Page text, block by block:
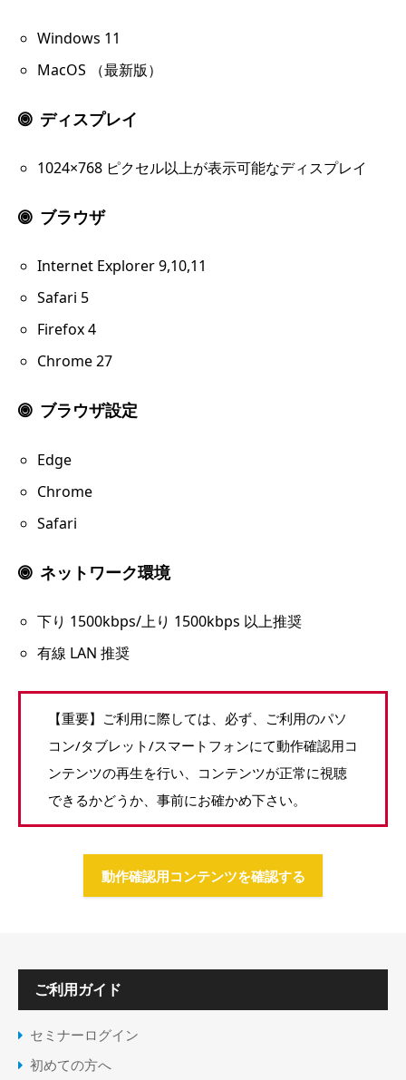
Windows 11
MacOS （最新版）
ディスプレイ
1024×768 ピクセル以上が表示可能なディスプレイ
ブラウザ
Internet Explorer 9,10,11
Safari 5
Firefox 4
Chrome 27
ブラウザ設定
Edge
Chrome
Safari
ネットワーク環境
下り 1500kbps/上り 1500kbps 以上推奨
有線 LAN 推奨
【重要】ご利用に際しては、必ず、ご利用のパソ
コン/タブレット/スマートフォンにて動作確認用コ
ンテンツの再生を行い、コンテンツが正常に視聴
できるかどうか、事前にお確かめ下さい。
動作確認用コンテンツを確認する
ご利用ガイド
セミナーログイン
初めての方へ